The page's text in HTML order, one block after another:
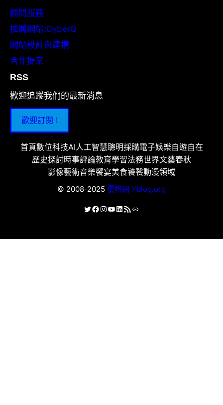
顧問服務
推薦網站:CyberQ
網站設計與建構
合作提案
RSS
歡迎追蹤我們的最新消息
歡迎訂閱 !
首頁數位科技AI人工智慧聰明採購電子娛樂自遊自在
歷史探討時事評論教育學習法務世界文藝春秋
影像藝術音樂饗宴美食饕餮動漫領域
© 2008-2025 優格網 Yblog.org
X Facebook
Instagram
YouTube
LinkedIn
RSS 資訊提供連結